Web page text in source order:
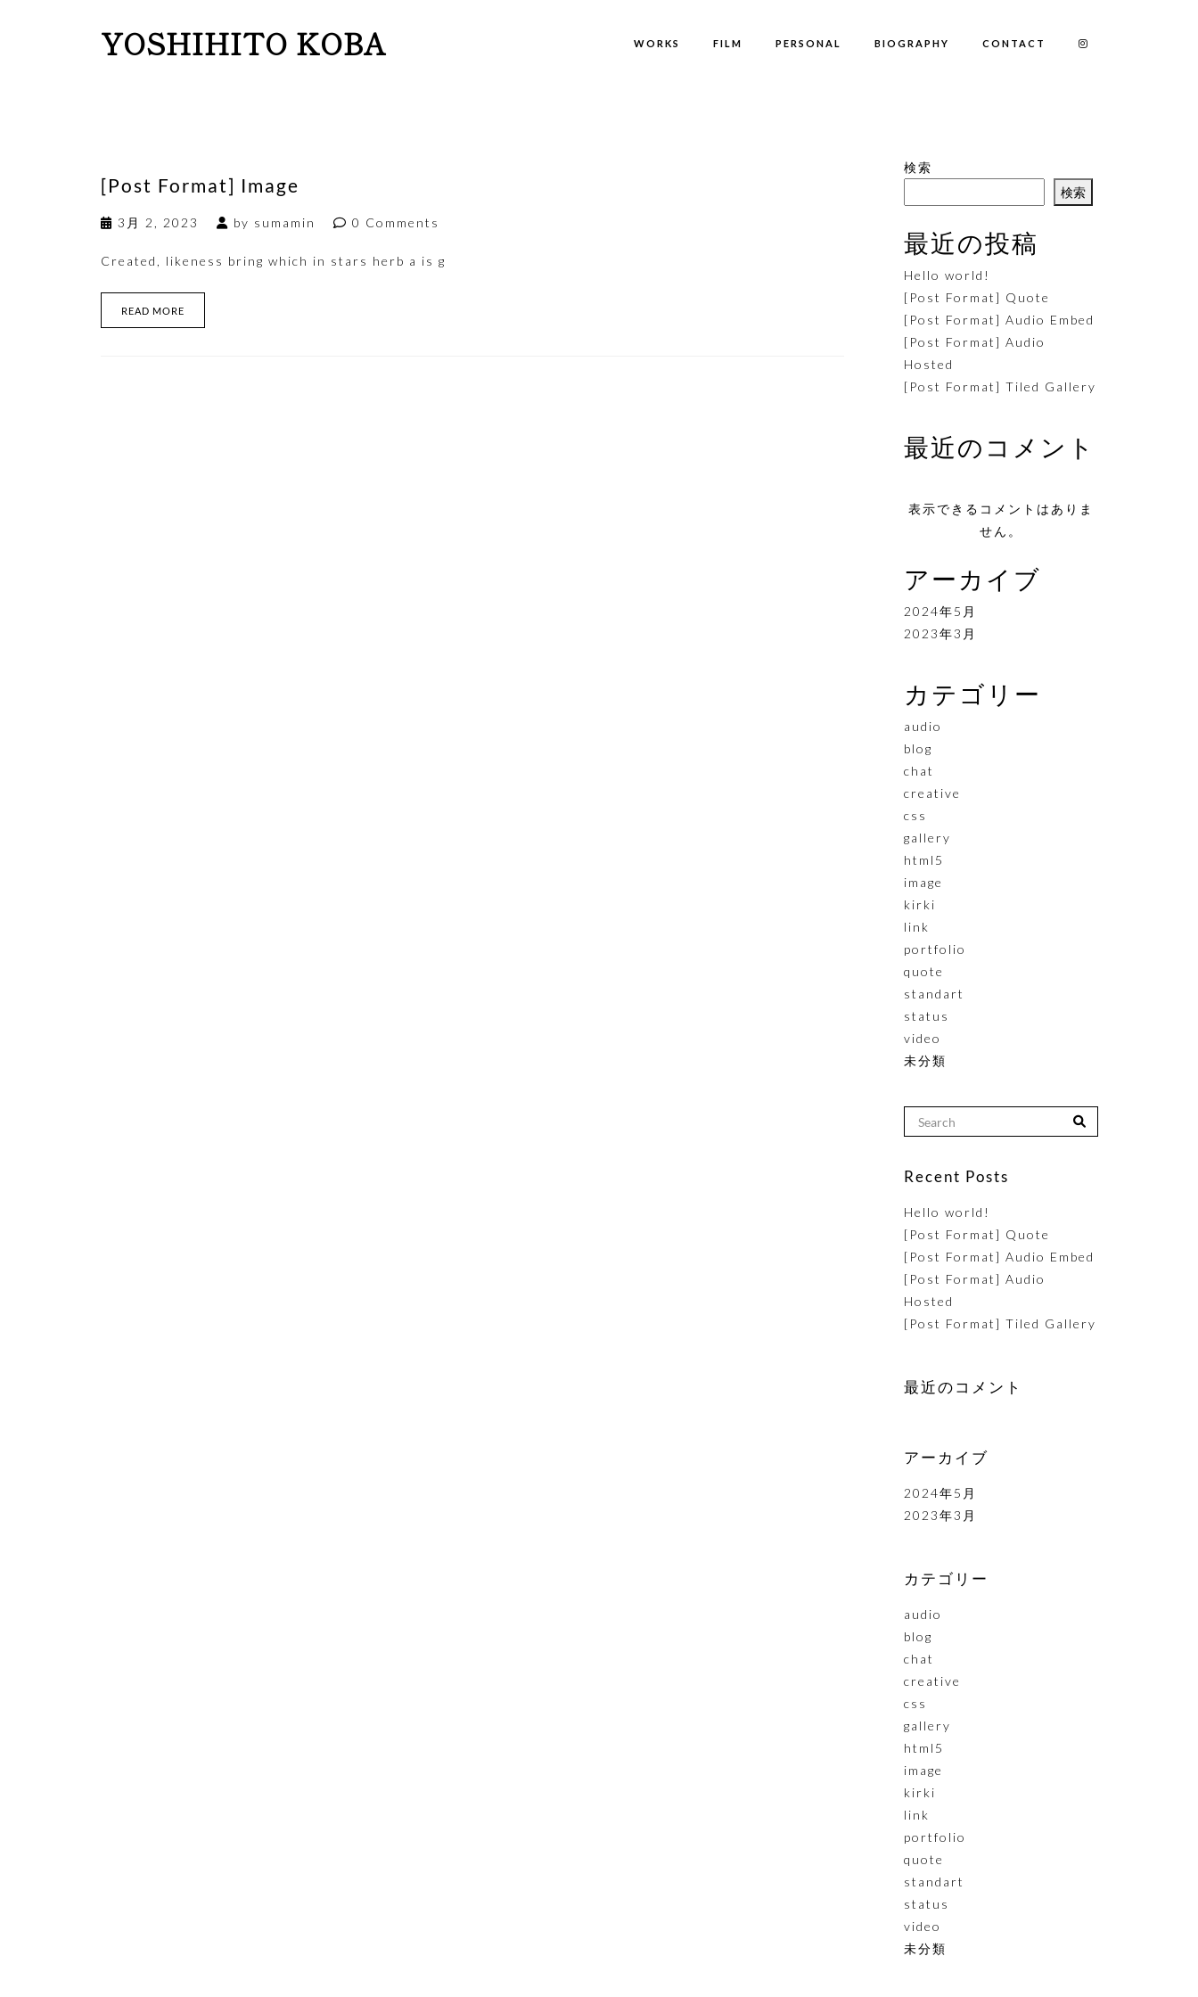
YOSHIHITO KOBA WORKS FILM PERSONAL BIOGRAPHY CONTACT
[Post Format] Image
3月 2, 2023 by sumamin 0 Comments
Created, likeness bring which in stars herb a is g
READ MORE
検索
検索
最近の投稿
Hello world!
[Post Format] Quote
[Post Format] Audio Embed
[Post Format] Audio
Hosted
[Post Format] Tiled Gallery
最近のコメント
表示できるコメントはありま
せん。
アーカイブ
2024年5月
2023年3月
カテゴリー
audio
blog
chat
creative
css
gallery
html5
image
kirki
link
portfolio
quote
standart
status
video
未分類
Recent Posts
Hello world!
[Post Format] Quote
[Post Format] Audio Embed
[Post Format] Audio
Hosted
[Post Format] Tiled Gallery
最近のコメント
アーカイブ
2024年5月
2023年3月
カテゴリー
audio
blog
chat
creative
css
gallery
html5
image
kirki
link
portfolio
quote
standart
status
video
未分類